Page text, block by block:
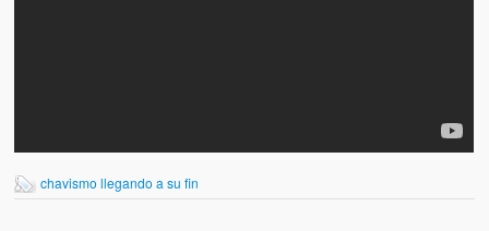
chavismo llegando a su fin